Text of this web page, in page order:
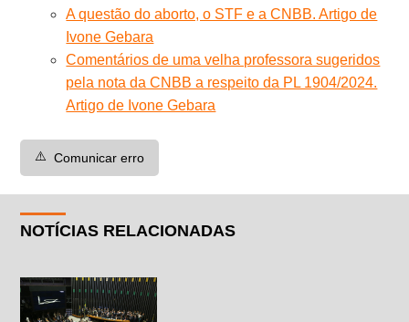
A questão do aborto, o STF e a CNBB. Artigo de
Ivone Gebara
Comentários de uma velha professora sugeridos
pela nota da CNBB a respeito da PL 1904/2024.
Artigo de Ivone Gebara
⚠️ Comunicar erro
NOTÍCIAS RELACIONADAS